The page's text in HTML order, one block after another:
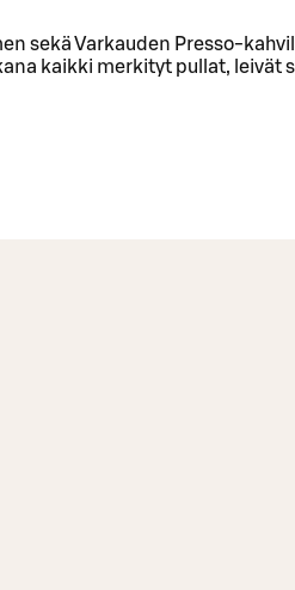
sekä Varkauden Presso-
kaikki merkityt pullat, leivät